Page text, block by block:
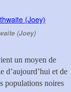
(Joey)
un moyen de
d’aujourd’hui et de
populations noires